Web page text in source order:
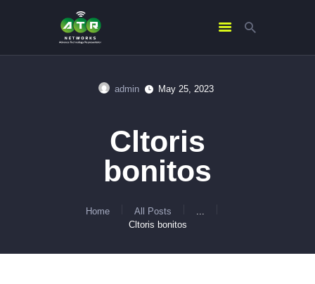
admin May 25, 2023
Cltoris
bonitos
Home All Posts
Cltoris bonitos
SERVICES
CONTACTS